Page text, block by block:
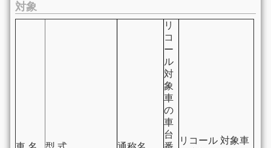
対象
リ
コ
ー
ル
対
象
車
の
車
台
リコール 対象車